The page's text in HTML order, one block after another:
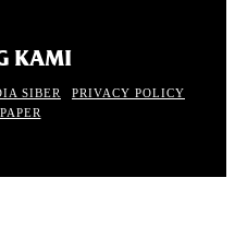
KAMI
SIBER
PRIVACY POLICY